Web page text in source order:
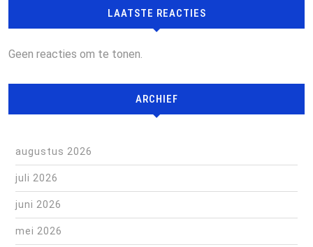
LAATSTE REACTIES
Geen reacties om te tonen.
ARCHIEF
augustus 2026
juli 2026
juni 2026
mei 2026